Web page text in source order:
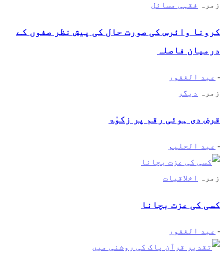
زمرہ فقہی مسائل
کرونا وائرس کی صورت حال کی پیش نظر صفوں کے
درمیان فاصلہ
- عبد الغفور
زمرہ
دیگر
قرض دی ہوئی رقم پر زکوٰۃ
- عبد الحلیم
زمرہ اخلاقیات
کسی کی عزت بچانا
- عبد الغفور